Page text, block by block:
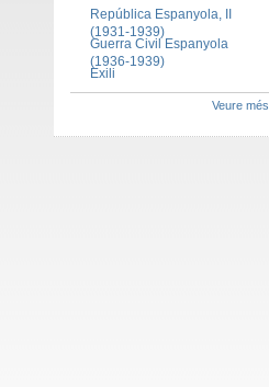
República Espanyola, II
(1931-1939)
Guerra Civil Espanyola
(1936-1939)
Exili
Veure més